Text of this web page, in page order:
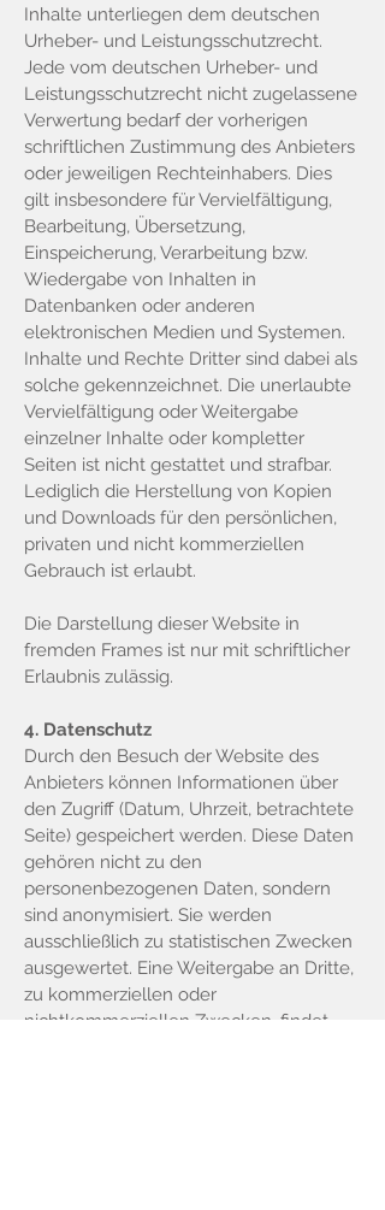
Inhalte unterliegen dem deutschen
Urheber- und Leistungsschutzrecht.
Jede vom deutschen Urheber- und
Leistungsschutzrecht nicht zugelassene
Verwertung bedarf der vorherigen
schriftlichen Zustimmung des Anbieters
oder jeweiligen Rechteinhabers. Dies
gilt insbesondere für Vervielfältigung,
Bearbeitung, Übersetzung,
Einspeicherung, Verarbeitung bzw.
Wiedergabe von Inhalten in
Datenbanken oder anderen
elektronischen Medien und Systemen.
Inhalte und Rechte Dritter sind dabei als
solche gekennzeichnet. Die unerlaubte
Vervielfältigung oder Weitergabe
einzelner Inhalte oder kompletter
Seiten ist nicht gestattet und strafbar.
Lediglich die Herstellung von Kopien
und Downloads für den persönlichen,
privaten und nicht kommerziellen
Gebrauch ist erlaubt.
Die Darstellung dieser Website in
fremden Frames ist nur mit schriftlicher
Erlaubnis zulässig.
4. Datenschutz
Durch den Besuch der Website des
Anbieters können Informationen über
den Zugriff (Datum, Uhrzeit, betrachtete
Seite) gespeichert werden. Diese Daten
gehören nicht zu den
personenbezogenen Daten, sondern
sind anonymisiert. Sie werden
ausschließlich zu statistischen Zwecken
ausgewertet. Eine Weitergabe an Dritte,
zu kommerziellen oder
nichtkommerziellen Zwecken, findet